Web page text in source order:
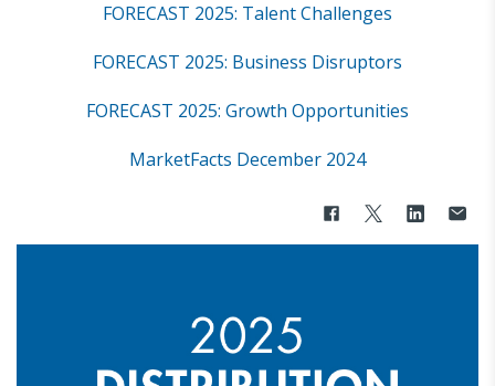
FORECAST 2025: Talent Challenges
FORECAST 2025: Business Disruptors
FORECAST 2025: Growth Opportunities
MarketFacts December 2024